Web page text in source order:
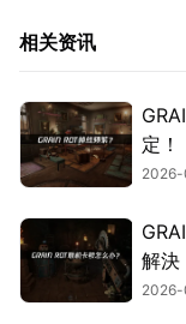
相关资讯
定！
解決